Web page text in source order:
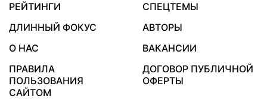
РЕЙТИНГИ
СПЕЦТЕМЫ
ДЛИННЫЙ ФОКУС
АВТОРЫ
О НАС
ВАКАНСИИ
ПРАВИЛА
ПОЛЬЗОВАНИЯ
САЙТОМ
ДОГОВОР ПУБЛИЧНОЙ
ОФЕРТЫ